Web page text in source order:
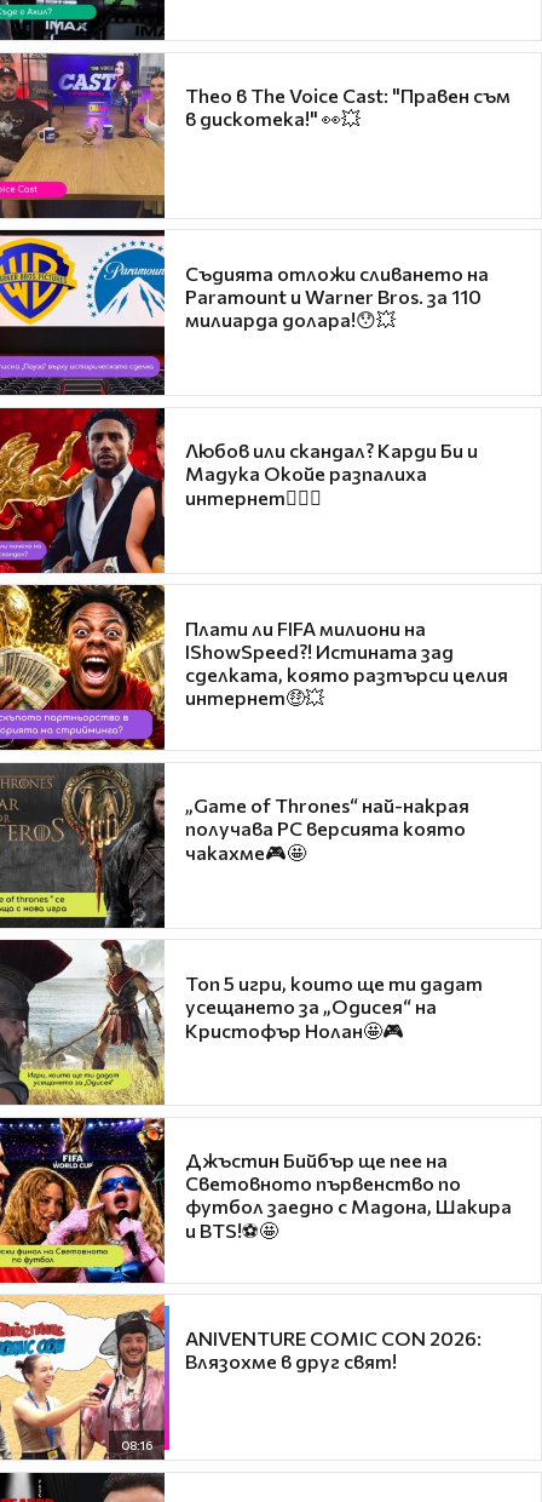
Theo в The Voice Cast: "Правен съм
в дискотека!" 👀💥
Съдията отложи сливането на
Paramount и Warner Bros. за 110
милиарда долара!😯💥
Любов или скандал? Карди Би и
Мадука Окойе разпалиха
интернет❤️‍🔥🔥
Плати ли FIFA милиони на
IShowSpeed?! Истината зад
сделката, която разтърси целия
интернет🤑💥
„Game of Thrones“ най-накрая
получава PC версията която
чакахме🎮🤩
Топ 5 игри, които ще ти дадат
усещането за „Одисея“ на
Кристофър Нолан🤩🎮
Джъстин Бийбър ще пее на
Световното първенство по
футбол заедно с Мадона, Шакира
и BTS!⚽🤩
08:16
ANIVENTURE COMIC CON 2026:
Влязохме в друг свят!